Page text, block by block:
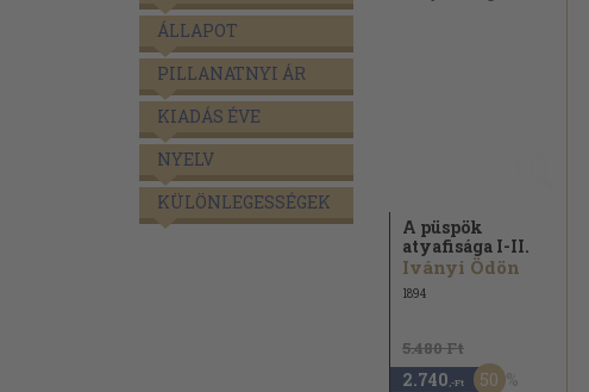
ÁLLAPOT
PILLANATNYI ÁR
KIADÁS ÉVE
NYELV
KÜLÖNLEGESSÉGEK
A püspök
atyafisága I-II.
Iványi Ödön
1894
5.480 Ft
2.740 ,-Ft 50